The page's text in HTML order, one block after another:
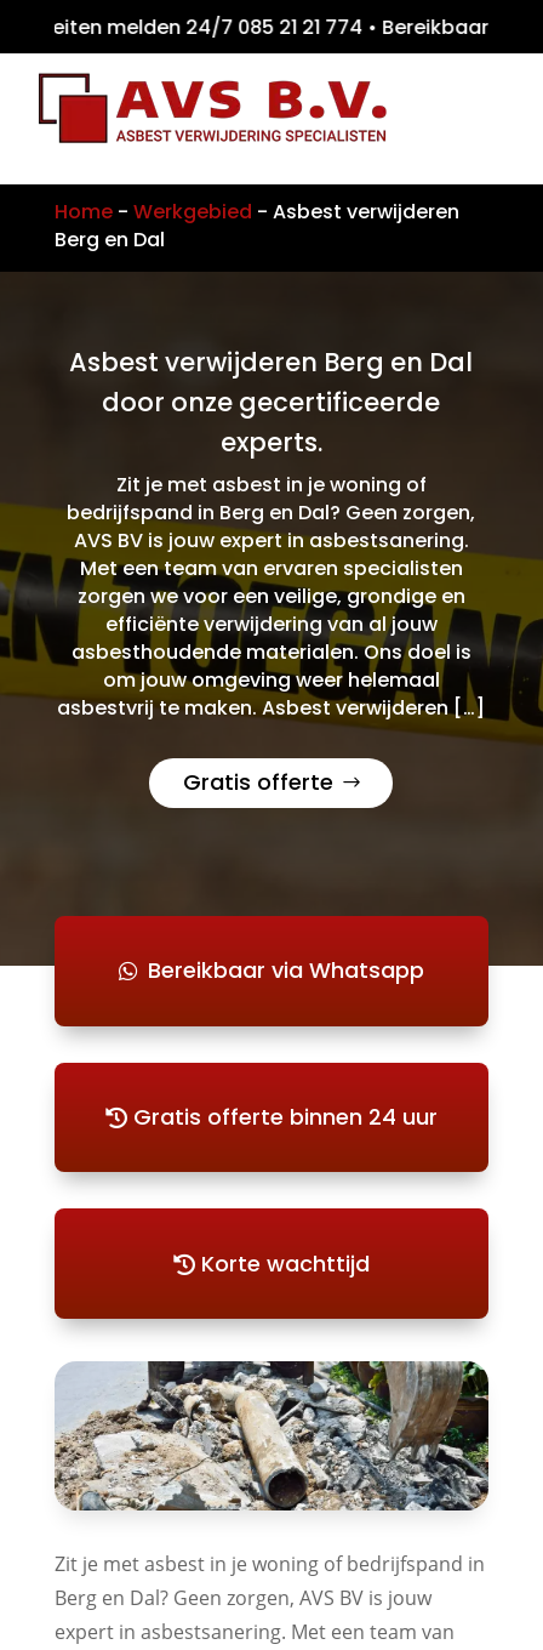
melden 24/7 085 21 21 774 •
Home- Werkgebied - Asbest verwijderen
Berg en Dal
Asbest verwijderen Berg en Dal
door onze gecertificeerde
experts.
Zit je met asbest in je woning of
bedrijfspand in Berg en Dal? Geen zorgen,
AVS BV is jouw expert in asbestsanering.
Met een team van ervaren specialisten
zorgen we voor een veilige, grondige en
efficiënte verwijdering van al jouw
asbesthoudende materialen. Ons doel is
om jouw omgeving weer helemaal
asbestvrij te maken. Asbest verwijderen […]
Gratis offerte
Bereikbaar via Whatsapp
Gratis offerte binnen 24 uur
Korte wachttijd
Zit je met asbest in je woning of bedrijfspand in
Berg en Dal? Geen zorgen, AVS BV is jouw
expert in asbestsanering. Met een team van